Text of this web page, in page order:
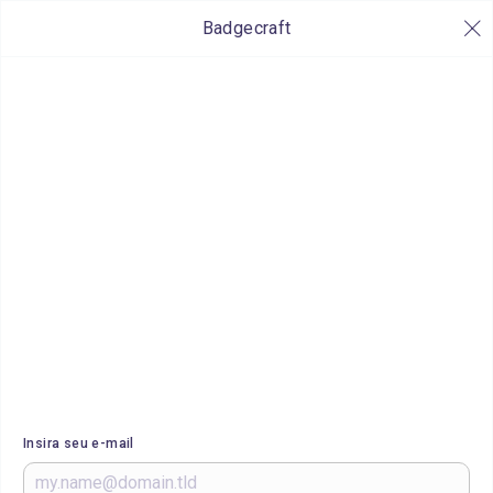
Badgecraft
Insira seu e-mail